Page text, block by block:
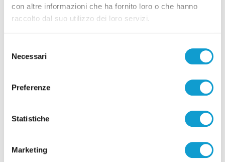
con altre informazioni che ha fornito loro o che hanno
raccolto dal suo utilizzo dei loro servizi.
delNecessari
Preferenze
Statistiche
Marketing
L’Aquila: investe il fratello sessantenne e
lo uccide dopo un violento litigio